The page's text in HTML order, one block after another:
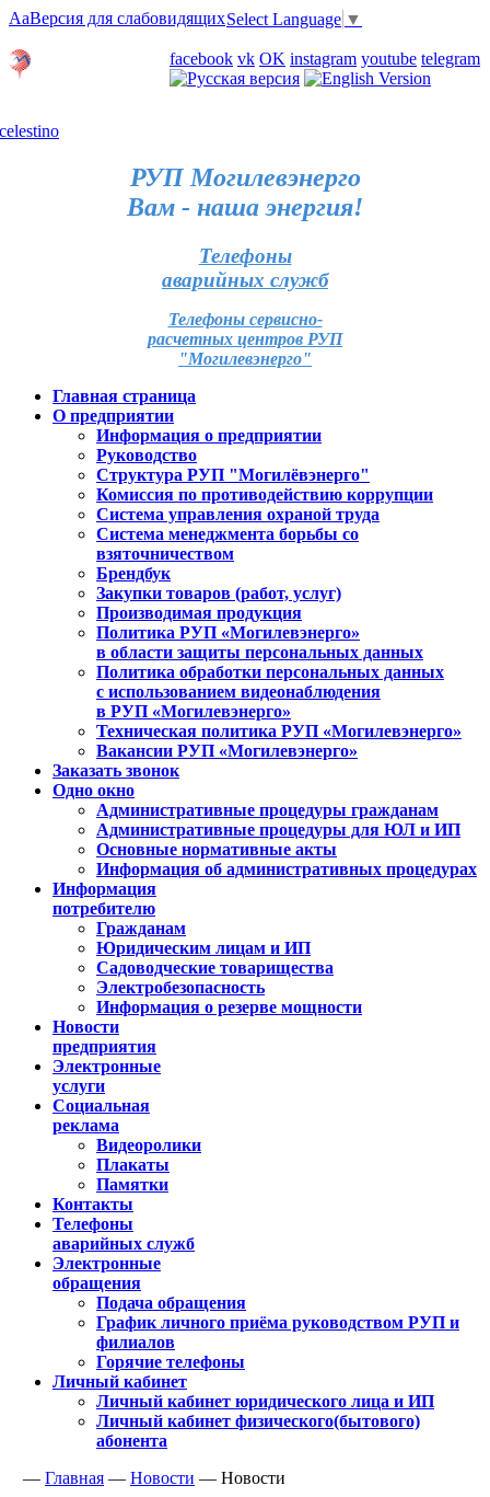
AaВерсия для слабовидящихSelect Language ▼
facebook vk OK instagram youtube telegram
РУП Могилевэнерго
Вам - наша энергия!
Телефоны
аварийных служб
Телефоны сервисно-
расчетных центров РУП
"Могилевэнерго"
Главная страница
О предприятии
Информация о предприятии
Руководство
Структура РУП "Могилёвэнерго"
Комиссия по противодействию коррупции
Система управления охраной труда
Система менеджмента борьбы со
взяточничеством
Брендбук
Закупки товаров (работ, услуг)
Производимая продукция
Политика РУП «Могилевэнерго»
в области защиты персональных данных
Политика обработки персональных данных
с использованием видеонаблюдения
в РУП «Могилевэнерго»
Техническая политика РУП «Могилевэнерго»
Вакансии РУП «Могилевэнерго»
Заказать звонок
Одно окно
Административные процедуры гражданам
Административные процедуры для ЮЛ и ИП
Основные нормативные акты
Информация об административных процедурах
Информация
потребителю
Гражданам
Юридическим лицам и ИП
Садоводческие товарищества
Электробезопасность
Информация о резерве мощности
Новости
предприятия
Электронные
услуги
Социальная
реклама
Видеоролики
Плакаты
Памятки
Контакты
Телефоны
аварийных служб
Электронные
обращения
Подача обращения
График личного приёма руководством РУП и
филиалов
Горячие телефоны
Личный кабинет
Личный кабинет юридического лица и ИП
Личный кабинет физического(бытового)
абонента
— Главная — Новости — Новости